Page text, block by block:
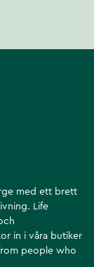
med ett brett
Life
in i våra butiker
people who